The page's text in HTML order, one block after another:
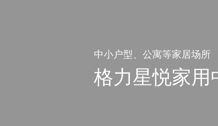
中小户型、公寓等家居场所
格力星悦家用